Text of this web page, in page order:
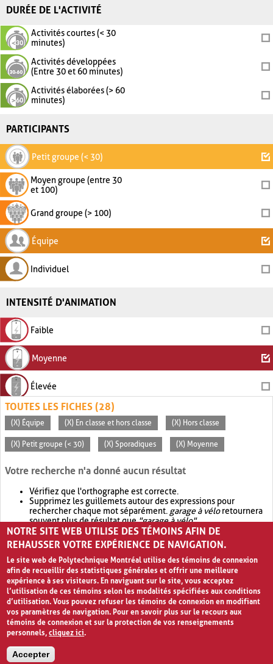
DURÉE DE L'ACTIVITÉ
Activités courtes (< 30
minutes)
Activités développées
(Entre 30 et 60 minutes)
Activités élaborées (> 60
minutes)
PARTICIPANTS
Petit groupe (< 30)
Moyen groupe (entre 30
et 100)
Grand groupe (> 100)
Équipe
Individuel
INTENSITÉ D'ANIMATION
Faible
Moyenne
Élevée
TOUTES LES FICHES (28)
(X) Équipe (X) En classe et hors classe (X) Hors classe
(X) Petit groupe (< 30) (X) Sporadiques (X) Moyenne
Votre recherche n'a donné aucun résultat
Vérifiez que l'orthographe est correcte.
Supprimez les guillemets autour des expressions pour
rechercher chaque mot séparément. garage à véloretournera
souvent plus de résultat que"garage à vélo".
Envisagez d'élargir votre recherche avec OR.garage OR vélo
retournera souvent plus de résultat quegarage à vélo
NOTRE SITE WEB UTILISE DES TÉMOINS AFIN DE
REHAUSSER VOTRE EXPÉRIENCE DE NAVIGATION.
Le site web de Polytechnique Montréal utilise des témoins de connexion
afin de recueillir des statistiques générales et offrir une meilleure
expérience à ses visiteurs. En naviguant sur le site, vous acceptez
l’utilisation de ces témoins selon les modalités spécifiées aux conditions
d’utilisation. Vous pouvez refuser les témoins de connexion en modifiant
vos paramètres de navigation. Pour en savoir plus sur le recours aux
témoins de connexion et sur la protection de vos renseignements
personnels,cliquez ici.
Accepter